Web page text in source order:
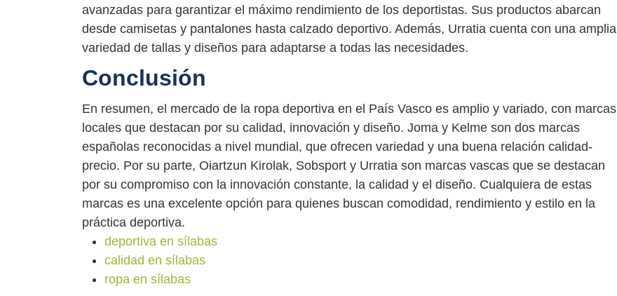
avanzadas para garantizar el máximo rendimiento de los deportistas. Sus productos abarcan
desde camisetas y pantalones hasta calzado deportivo. Además, Urratia cuenta con una amplia
variedad de tallas y diseños para adaptarse a todas las necesidades.
Conclusión
En resumen, el mercado de la ropa deportiva en el País Vasco es amplio y variado, con marcas
locales que destacan por su calidad, innovación y diseño. Joma y Kelme son dos marcas
españolas reconocidas a nivel mundial, que ofrecen variedad y una buena relación calidad-
precio. Por su parte, Oiartzun Kirolak, Sobsport y Urratia son marcas vascas que se destacan
por su compromiso con la innovación constante, la calidad y el diseño. Cualquiera de estas
marcas es una excelente opción para quienes buscan comodidad, rendimiento y estilo en la
práctica deportiva.
deportiva en sílabas
calidad en sílabas
ropa en sílabas